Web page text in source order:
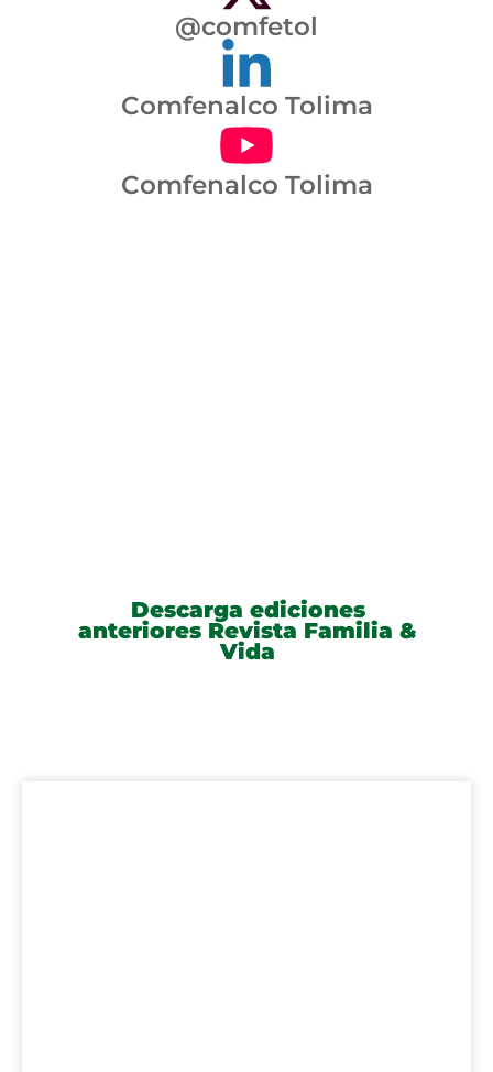
@comfetol
Comfenalco Tolima
Comfenalco Tolima
Descarga ediciones
anteriores Revista Familia &
Vida